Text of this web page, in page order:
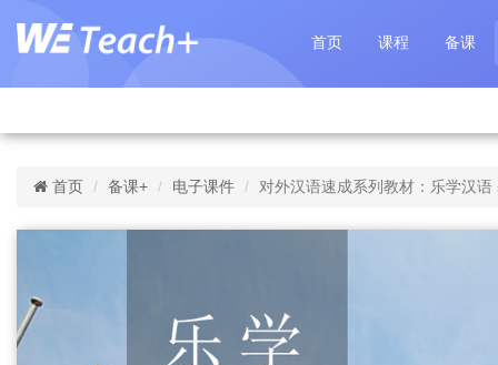
首页 课程 备课
首页 备课+ 电子课件 对外汉语速成系列教材：乐学汉